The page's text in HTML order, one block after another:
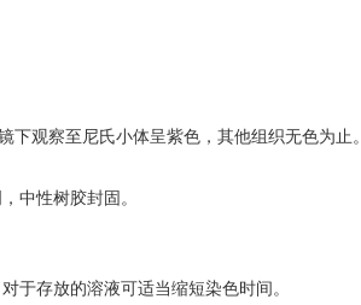
下观察至尼氏小体呈紫色，其他组织无色为止。
中性树胶封固。
于存放的溶液可适当缩短染色时间。